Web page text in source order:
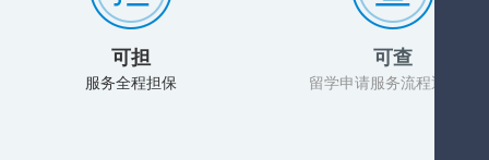
可担
服务全程担保
可查
留学申请服务流程透明化